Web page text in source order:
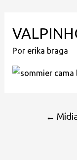
Por erika braga
←